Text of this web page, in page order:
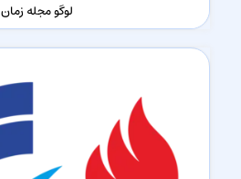
لوگو مجله زمان